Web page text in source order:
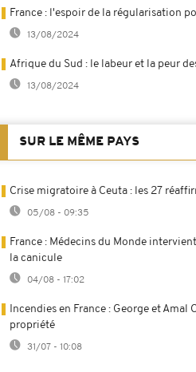
France : l'espoir de la régularisation
13/08/2024
Afrique du Sud : le labeur et la peur
13/08/2024
SUR LE MÊME PAYS
Crise migratoire à Ceuta : les 27
05/08 - 09:35
France : Médecins du Monde
la canicule
04/08 - 17:02
Incendies en France : George et Amal
propriété
31/07 - 10:08